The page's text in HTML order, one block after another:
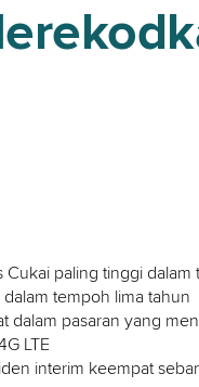
Cukai paling tinggi
tempoh lima tahun
dalam pasaran yang
LTE
interim keempat